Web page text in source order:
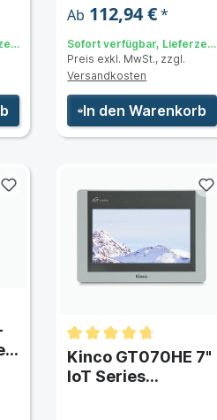
Ab 112,94 €*
Sofort verfügbar, Lieferzeit:
3 bis 5 Tage
Preis exkl. MwSt., zzgl.
Versandkosten
In den Warenkorb
Kinco GT070HE 7"
IoT Series